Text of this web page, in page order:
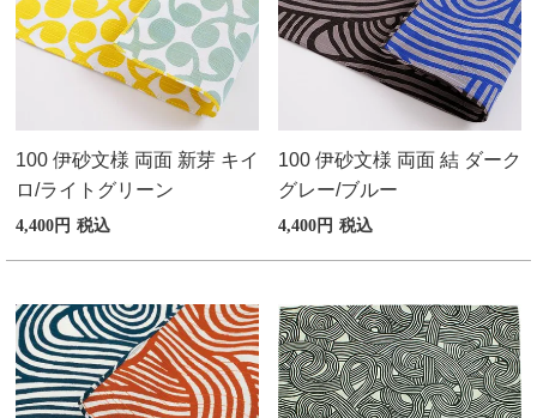
100 伊砂文様 両面 新芽 キイ
ロ/ライトグリーン
4,400 税込
100 伊砂文様 両面 結 ダーク
グレー/ブルー
4,400 税込